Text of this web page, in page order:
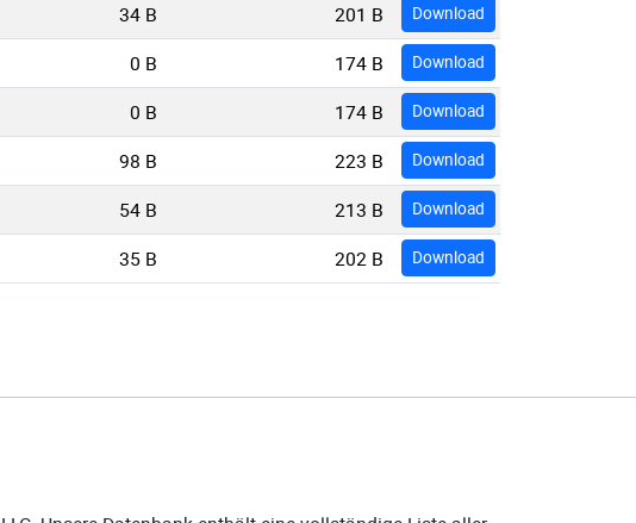
34 B 201 B Download
0 B 174 B Download
0 B 174 B Download
98 B 223 B Download
54 B 213 B Download
35 B 202 B Download